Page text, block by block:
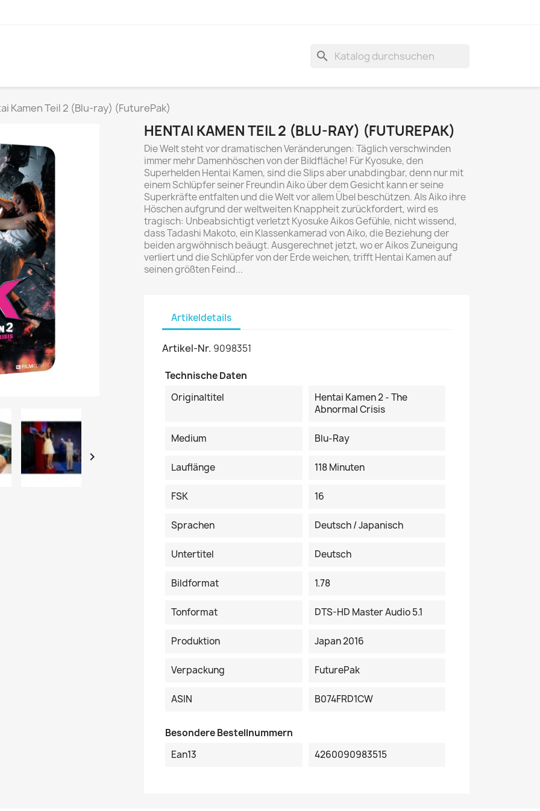
search
Kamen Teil 2 (Blu-ray) (FuturePak)

HENTAI KAMEN TEIL 2 (BLU-RAY) (FUTUREPAK)
Die Welt steht vor dramatischen Veränderungen: Täglich verschwinden
immer mehr Damenhöschen von der Bildfläche! Für Kyosuke, den
Superhelden Hentai Kamen, sind die Slips aber unabdingbar, denn nur mit
einem Schlüpfer seiner Freundin Aiko über dem Gesicht kann er seine
Superkräfte entfalten und die Welt vor allem Übel beschützen. Als Aiko ihre
Höschen aufgrund der weltweiten Knappheit zurückfordert, wird es
tragisch: Unbeabsichtigt verletzt Kyosuke Aikos Gefühle, nicht wissend,
dass Tadashi Makoto, ein Klassenkamerad von Aiko, die Beziehung der
beiden argwöhnisch beäugt. Ausgerechnet jetzt, wo er Aikos Zuneigung
verliert und die Schlüpfer von der Erde weichen, trifft Hentai Kamen auf
seinen größten Feind...
Artikeldetails
Artikel-Nr. 9098351
Technische Daten
Originaltitel
Hentai Kamen 2 - The
Abnormal Crisis
Medium Blu-Ray
Lauflänge 118 Minuten
FSK 16
Sprachen Deutsch / Japanisch
Untertitel Deutsch
Bildformat 1.78
Tonformat DTS-HD Master Audio 5.1
Produktion Japan 2016
Verpackung FuturePak
ASIN B074FRD1CW
Besondere Bestellnummern
Ean13
4260090983515